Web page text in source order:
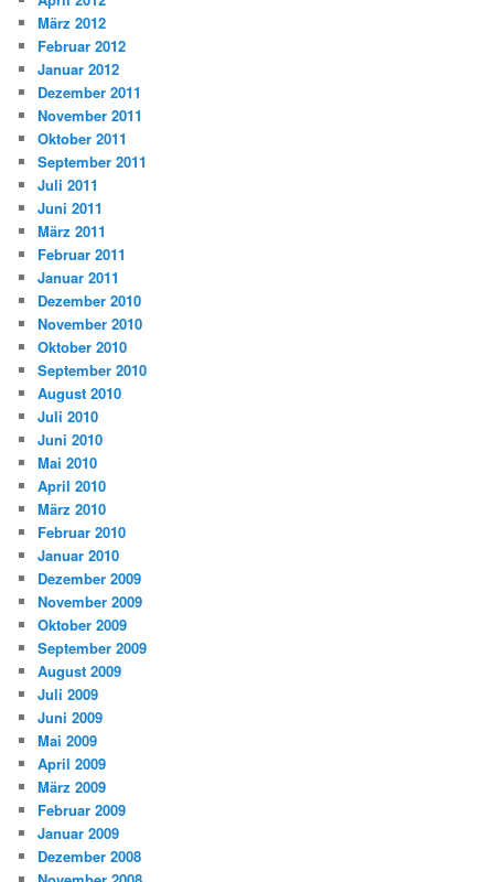
März 2012
Februar 2012
Januar 2012
Dezember 2011
November 2011
Oktober 2011
September 2011
Juli 2011
Juni 2011
März 2011
Februar 2011
Januar 2011
Dezember 2010
November 2010
Oktober 2010
September 2010
August 2010
Juli 2010
Juni 2010
Mai 2010
April 2010
März 2010
Februar 2010
Januar 2010
Dezember 2009
November 2009
Oktober 2009
September 2009
August 2009
Juli 2009
Juni 2009
Mai 2009
April 2009
März 2009
Februar 2009
Januar 2009
Dezember 2008